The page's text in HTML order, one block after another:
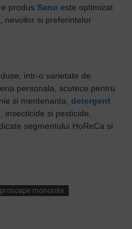
produs Sano este optimizat
nevoilor si preferintelor
intr-o varietate de
personala, scutece pentru
si mentenanta, detergent
si pesticide,
segmentului HoReCa si
prosoape monorola